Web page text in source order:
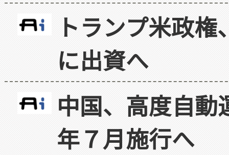
トランプ米政
に出資へ
中国、高度自
年７月施行へ